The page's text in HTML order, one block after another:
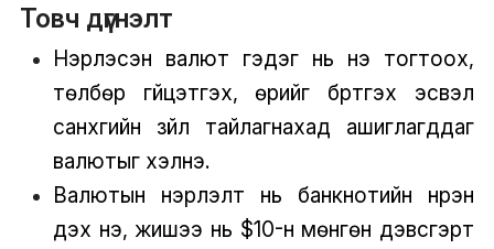
Товч дүгнэлт
Нэрлэсэн валют гэдэг нь үнэ тогтоох,
төлбөр гүйцэтгэх, өрийг бүртгэх эсвэл
санхүүгийн зүйл тайлагнахад ашиглагддаг
валютыг хэлнэ.
Валютын нэрлэлт нь банкнотийн нүүрэн
дэх үнэ, жишээ нь $10-н мөнгөн дэвсгэрт